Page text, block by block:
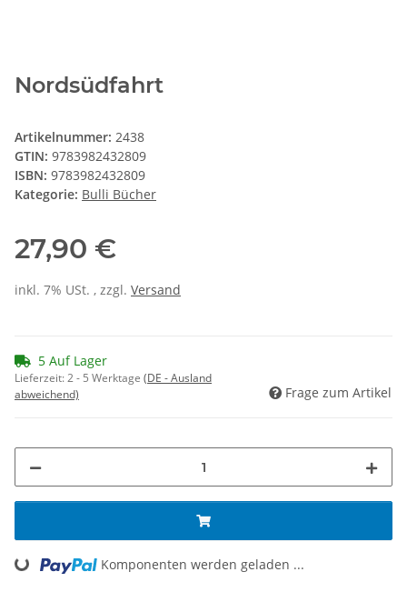
Nordsüdfahrt
Artikelnummer: 2438
GTIN: 9783982432809
ISBN: 9783982432809
Kategorie: Bulli Bücher
27,90 €
inkl. 7% USt. , zzgl. Versand
5 Auf Lager
Lieferzeit:2 - 5 Werktage (DE - Ausland
abweichend)
Frage zum Artikel
Loading... Komponenten werden geladen ...